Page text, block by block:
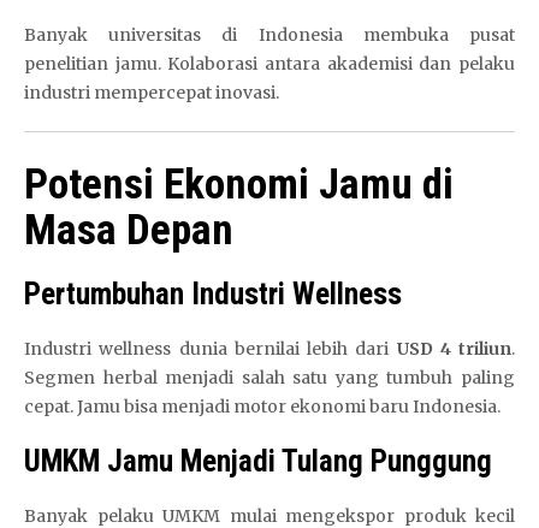
Banyak universitas di Indonesia membuka pusat
penelitian jamu. Kolaborasi antara akademisi dan pelaku
industri mempercepat inovasi.
Potensi Ekonomi Jamu di
Masa Depan
Pertumbuhan Industri Wellness
Industri wellness dunia bernilai lebih dari USD 4 triliun.
Segmen herbal menjadi salah satu yang tumbuh paling
cepat. Jamu bisa menjadi motor ekonomi baru Indonesia.
UMKM Jamu Menjadi Tulang Punggung
Banyak pelaku UMKM mulai mengekspor produk kecil